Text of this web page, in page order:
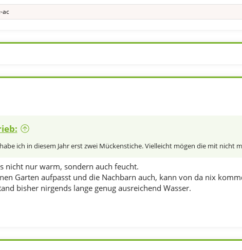
ac
ich in diesem Jahr erst zwei Mückenstiche. Vielleicht mögen die mit nicht
nicht nur warm, sondern auch feucht.
Garten aufpasst und die Nachbarn auch, kann von da nix
bisher nirgends lange genug ausreichend Wasser.